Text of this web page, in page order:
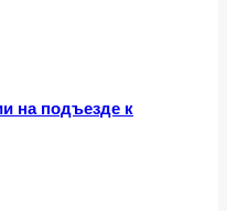
на подъезде к